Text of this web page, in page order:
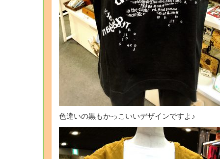
色違いの黒もかっこいいデザインですよ♪